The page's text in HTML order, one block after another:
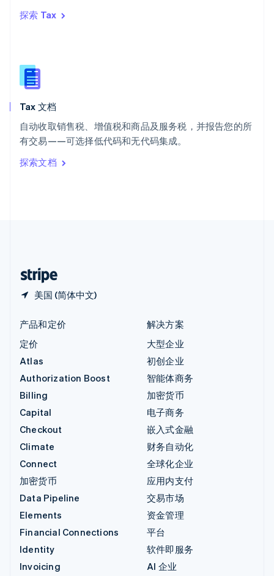
探索 Tax
Tax 文档
自动收取销售税、增值税和商品及服务税，并报告您的所
有交易——可选择低代码和无代码集成。
探索文档
美国 (简体中文)
English
English
新西兰
匈牙利
意大利
ItalianoEnglish
印度
English
产品和定价
定价
Atlas
Authorization Boost
Billing
Capital
Checkout
Climate
Connect
加密货币
Data Pipeline
Elements
Financial Connections
Identity
Invoicing
解决方案
大型企业
初创企业
智能体商务
加密货币
电子商务
嵌入式金融
财务自动化
全球化企业
应用内支付
交易市场
资金管理
平台
软件即服务
AI 企业